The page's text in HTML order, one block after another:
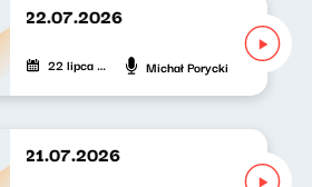
22.07.2026
22 lipca 2026 Michał Porycki
21.07.2026